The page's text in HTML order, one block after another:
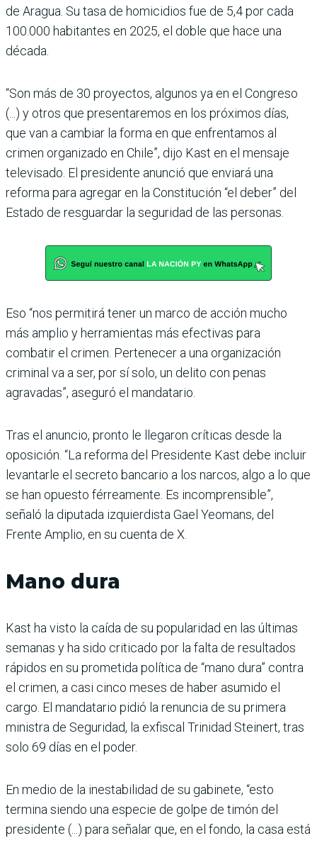
de Aragua. Su tasa de homicidios fue de 5,4 por cada
100.000 habitantes en 2025, el doble que hace una
década.
“Son más de 30 proyectos, algunos ya en el Congreso
(...) y otros que presentaremos en los próximos días,
que van a cambiar la forma en que enfrentamos al
crimen organizado en Chile”, dijo Kast en el mensaje
televisado. El presidente anunció que enviará una
reforma para agregar en la Constitución “el deber” del
Estado de resguardar la seguridad de las personas.
Eso “nos permitirá tener un marco de acción mucho
más amplio y herramientas más efectivas para
combatir el crimen. Pertenecer a una organización
criminal va a ser, por sí solo, un delito con penas
agravadas”, aseguró el mandatario.
Tras el anuncio, pronto le llegaron críticas desde la
oposición. “La reforma del Presidente Kast debe incluir
levantarle el secreto bancario a los narcos, algo a lo que
se han opuesto férreamente. Es incomprensible”,
señaló la diputada izquierdista Gael Yeomans, del
Frente Amplio, en su cuenta de X.
Mano dura
Kast ha visto la caída de su popularidad en las últimas
semanas y ha sido criticado por la falta de resultados
rápidos en su prometida política de “mano dura” contra
el crimen, a casi cinco meses de haber asumido el
cargo. El mandatario pidió la renuncia de su primera
ministra de Seguridad, la exfiscal Trinidad Steinert, tras
solo 69 días en el poder.
En medio de la inestabilidad de su gabinete, “esto
termina siendo una especie de golpe de timón del
presidente (...) para señalar que, en el fondo, la casa está